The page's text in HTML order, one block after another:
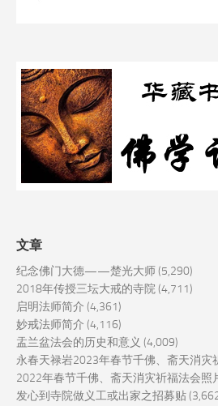
文章
纪念佛门大德——楚光大师(5,290)
2018年传授三坛大戒的寺院(4,711)
启明法师简介 (4,361)
妙戒法师简介 (4,116)
盂兰盆法会的历史和意义 (4,009)
永春天禄岩2023年春节千佛、斋天消灾
2022年春节千佛、斋天消灾祈福法会照
发心到寺院做义工或出家之招募贴